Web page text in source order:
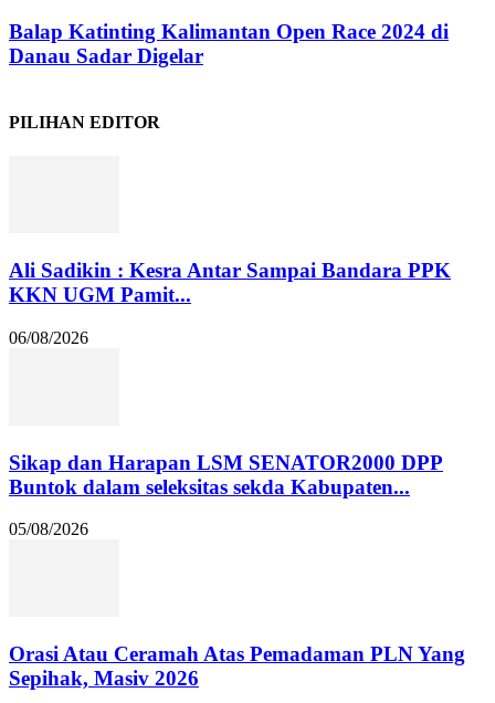
Balap Katinting Kalimantan Open Race 2024 di
Danau Sadar Digelar
PILIHAN EDITOR
Ali Sadikin : Kesra Antar Sampai Bandara PPK
KKN UGM Pamit...
06/08/2026
Sikap dan Harapan LSM SENATOR2000 DPP
Buntok dalam seleksitas sekda Kabupaten...
05/08/2026
Orasi Atau Ceramah Atas Pemadaman PLN Yang
Sepihak, Masiv 2026